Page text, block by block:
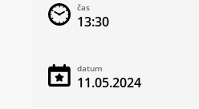
čas
13:30
datum
11.05.2024